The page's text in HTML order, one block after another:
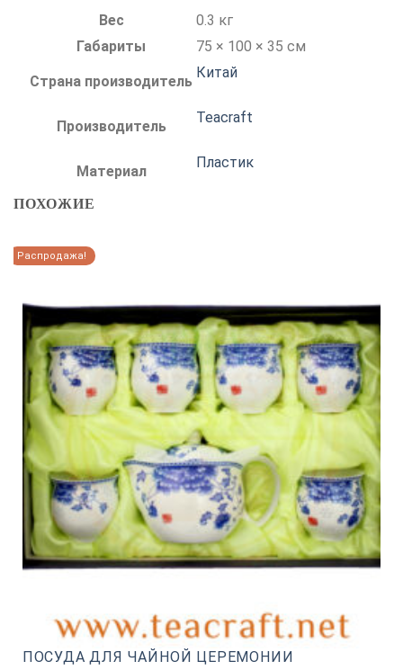
Вес
0.3 кг
Габариты
75 × 100 × 35 см
Страна производитель
Китай
Производитель
Teacraft
Материал
Пластик
ПОХОЖИЕ
Распродажа!
ПОСУДА ДЛЯ ЧАЙНОЙ ЦЕРЕМОНИИ